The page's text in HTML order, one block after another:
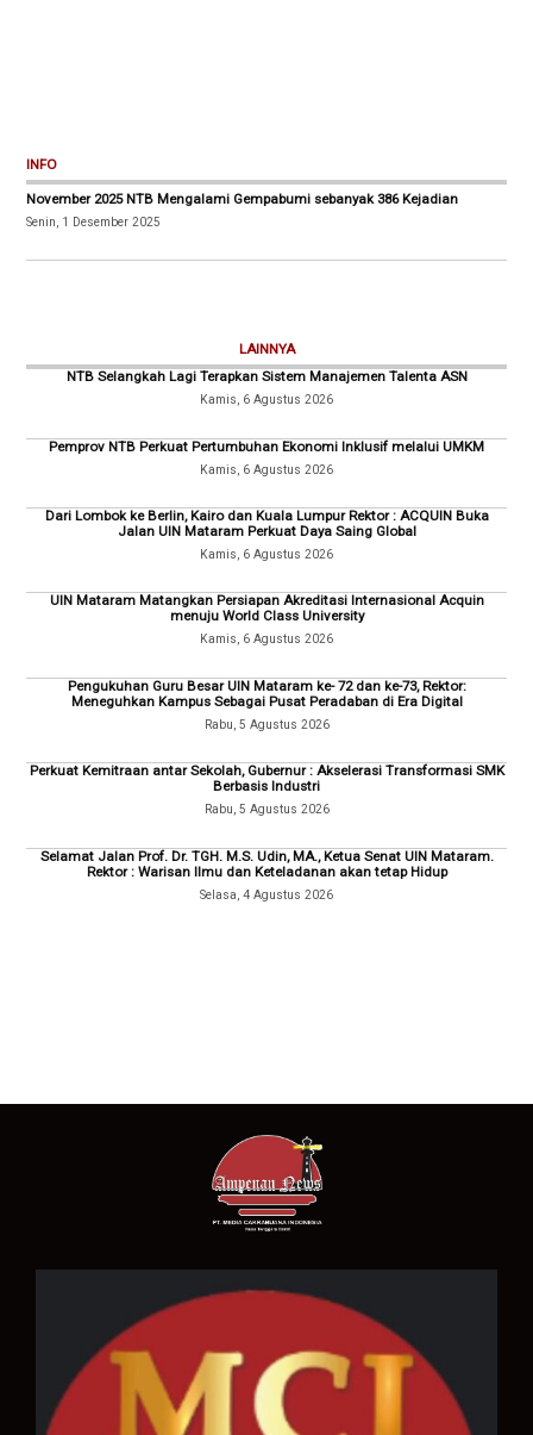
INFO
November 2025 NTB Mengalami Gempabumi sebanyak 386 Kejadian
Senin, 1 Desember 2025
LAINNYA
NTB Selangkah Lagi Terapkan Sistem Manajemen Talenta ASN
Kamis, 6 Agustus 2026
Pemprov NTB Perkuat Pertumbuhan Ekonomi Inklusif melalui UMKM
Kamis, 6 Agustus 2026
Dari Lombok ke Berlin, Kairo dan Kuala Lumpur Rektor : ACQUIN Buka
Jalan UIN Mataram Perkuat Daya Saing Global
Kamis, 6 Agustus 2026
UIN Mataram Matangkan Persiapan Akreditasi Internasional Acquin
menuju World Class University
Kamis, 6 Agustus 2026
Pengukuhan Guru Besar UIN Mataram ke- 72 dan ke-73, Rektor:
Meneguhkan Kampus Sebagai Pusat Peradaban di Era Digital
Rabu, 5 Agustus 2026
Perkuat Kemitraan antar Sekolah, Gubernur : Akselerasi Transformasi SMK
Berbasis Industri
Rabu, 5 Agustus 2026
Selamat Jalan Prof. Dr. TGH. M.S. Udin, MA., Ketua Senat UIN Mataram.
Rektor : Warisan Ilmu dan Keteladanan akan tetap Hidup
Selasa, 4 Agustus 2026